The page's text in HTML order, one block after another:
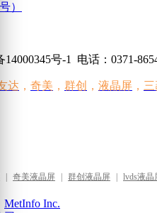
）
号-1 电话：0371-
达 ， 奇美 ， 群创 ， 液晶屏 ，
奇美液晶屏 群创液晶屏 lvds液晶
MetInfo Inc.